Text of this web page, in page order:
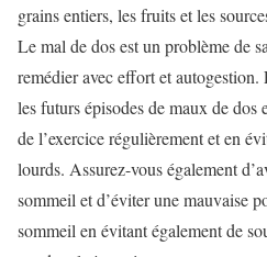
grains entiers, les fruits et les
Le mal de dos est un problème de
remédier avec effort et
les futurs épisodes de maux de dos
de l’exercice régulièrement et en
lourds. Assurez-vous également
sommeil et d’éviter une mauvaise
sommeil en évitant également de